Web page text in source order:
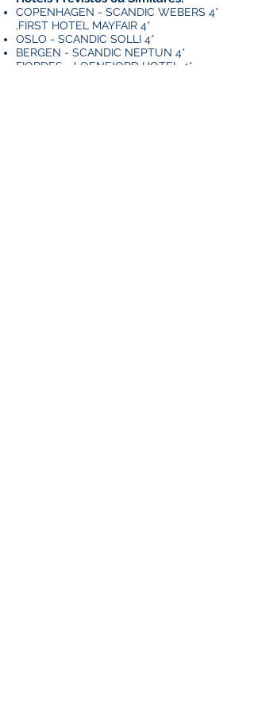
COPENHAGEN - SCANDIC WEBERS 4*
,FIRST HOTEL MAYFAIR 4*
OSLO - SCANDIC SOLLI 4*
BERGEN - SCANDIC NEPTUN 4*
FIORDES - LOENFJORD HOTEL 4*